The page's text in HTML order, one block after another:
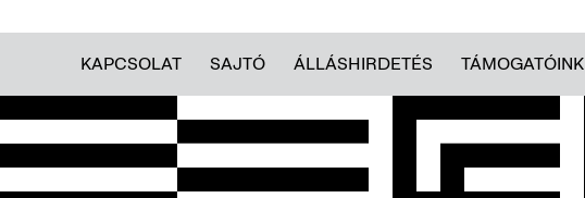
KAPCSOLAT SAJTÓ ÁLLÁSHIRDETÉS TÁMOGATÓINK